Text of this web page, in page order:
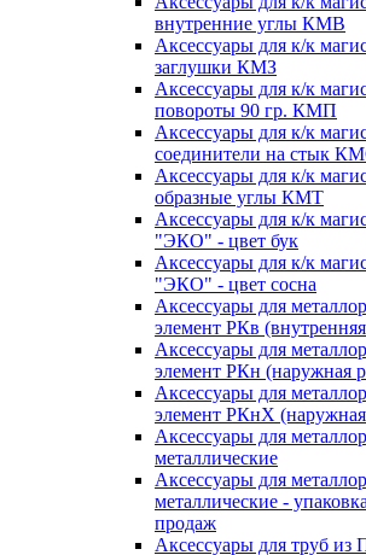
внутренние углы КМВ
Аксессуары для к/к
заглушки КМЗ
Аксессуары для к/к
повороты 90 гр. КМП
Аксессуары для к/к
соединители на стык
Аксессуары для к/к
образные углы КМТ
Аксессуары для к/к
"ЭКО" - цвет бук
Аксессуары для к/к
"ЭКО" - цвет сосна
Аксессуары для
элемент РКв (внутренняя
Аксессуары для
элемент РКн (наружная
Аксессуары для
элемент РКнХ (наружная
Аксессуары для
металлические
Аксессуары для
металлические -
продаж
Аксессуары для труб